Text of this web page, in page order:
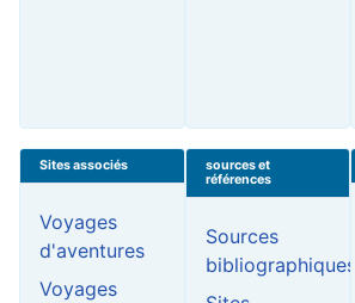
Sites associés
Voyages
d'aventures
Voyages
sources et
références
Sources
bibliographiques